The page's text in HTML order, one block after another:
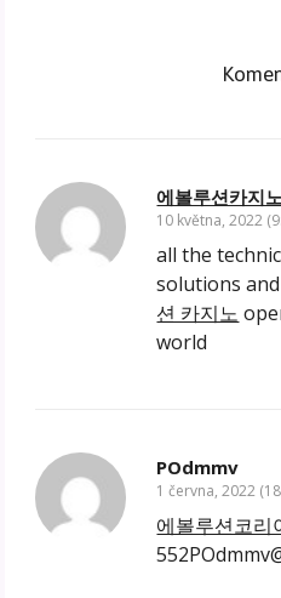
에볼루션카지
10 května, 2022
all the
solutions
션 카지노
world
POdmmv
1 června, 2022
에볼루션코리